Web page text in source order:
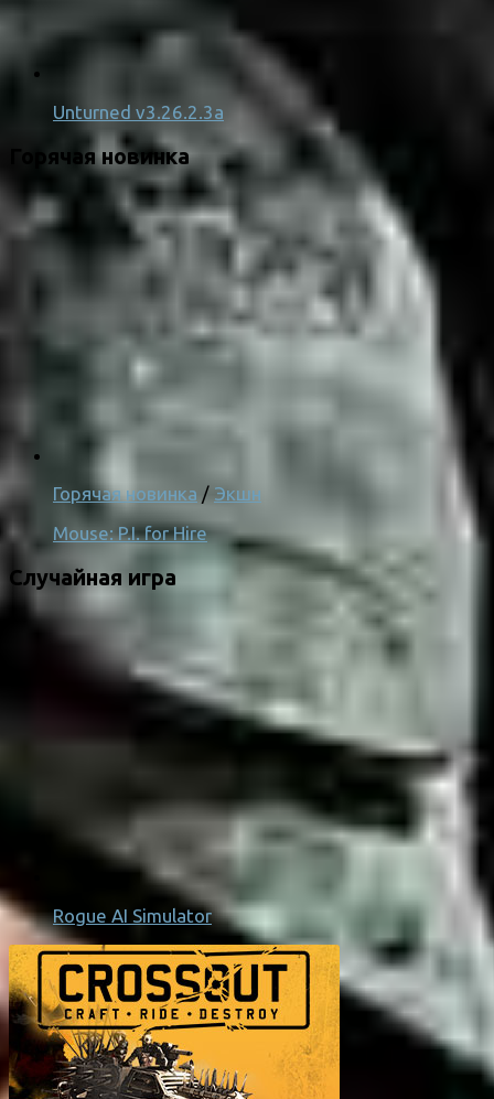
Unturned v3.26.2.3a
Горячая новинка
Горячая новинка / Экшн
Mouse: P.I. for Hire
Случайная игра
Rogue AI Simulator